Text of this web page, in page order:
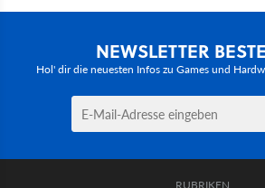
NEWSLETTER
Hol' dir die neuesten Infos zu Games und
RUBRIKEN